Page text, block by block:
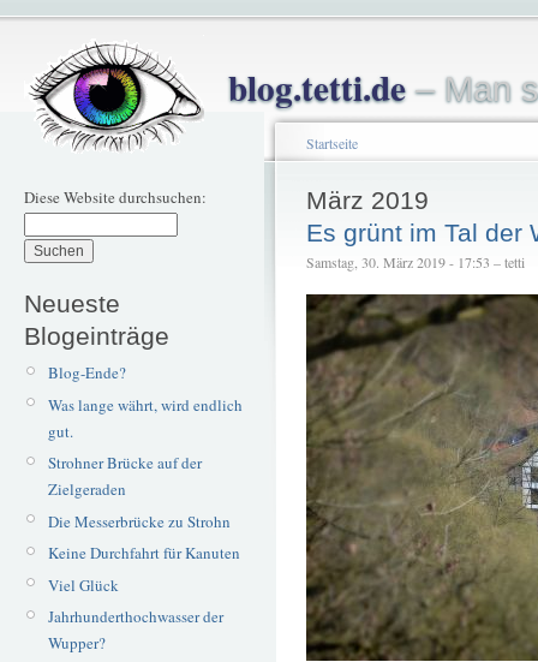
blog.tetti.de– Man
Diese Website durchsuchen:
Neueste
Blogeinträge
Blog-Ende?
Was lange währt, wird endlich
gut.
Strohner Brücke auf der
Zielgeraden
Die Messerbrücke zu Strohn
Keine Durchfahrt für Kanuten
Viel Glück
Jahrhunderthochwasser der
Wupper?
Startseite
März 2019
Es grünt im Tal der
Samstag, 30. März 2019 - 17:53 – tetti